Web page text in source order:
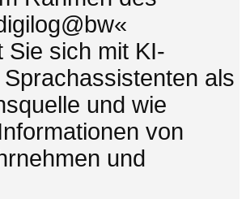
Sie sich mit KI-
als
und wie
von
und